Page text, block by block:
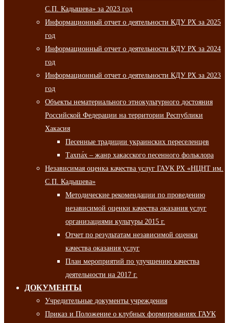
С.П. Кадышева» за 2023 год
Информационный отчет о деятельности КДУ РХ за 2025
год
Информационный отчет о деятельности КДУ РХ за 2024
год
Информационный отчет о деятельности КДУ РХ за 2023
год
Объекты нематериального этнокультурного достояния
Российской Федерации на территории Республики
Хакасия
Песенные традиции украинских переселенцев
Тахпа́х – жанр хакасского песенного фольклора
Независимая оценка качества услуг ГАУК РХ «НЦНТ им.
С.П. Кадышева»
Методические рекомендации по проведению
независимой оценки качества оказания услуг
организациями культуры 2015 г.
Отчет по результатам независимой оценки
качества оказания услуг
План мероприятий по улучшению качества
деятельности на 2017 г.
ДОКУМЕНТЫ
Учредительные документы учреждения
Приказ и Положение о клубных формированиях ГАУК